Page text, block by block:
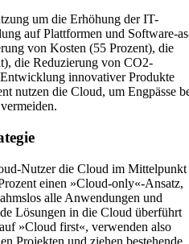
um die Erhöhung der IT-
auf Plattformen und Software-
von Kosten (55 Prozent), die
die Reduzierung von CO2-
innovativer Produkte
nutzen die Cloud, um Engpässe
Nutzer die Cloud im Mittelpunkt
einen »Cloud-only«-Ansatz,
alle Anwendungen und
Lösungen in die Cloud überführt
»Cloud first«, verwenden also
Projekten und ziehen bestehende